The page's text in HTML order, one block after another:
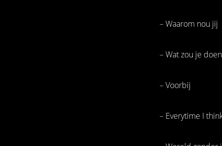
– Waarom nou jij
– Wat zou je doen
– Voorbij
– Everytime I